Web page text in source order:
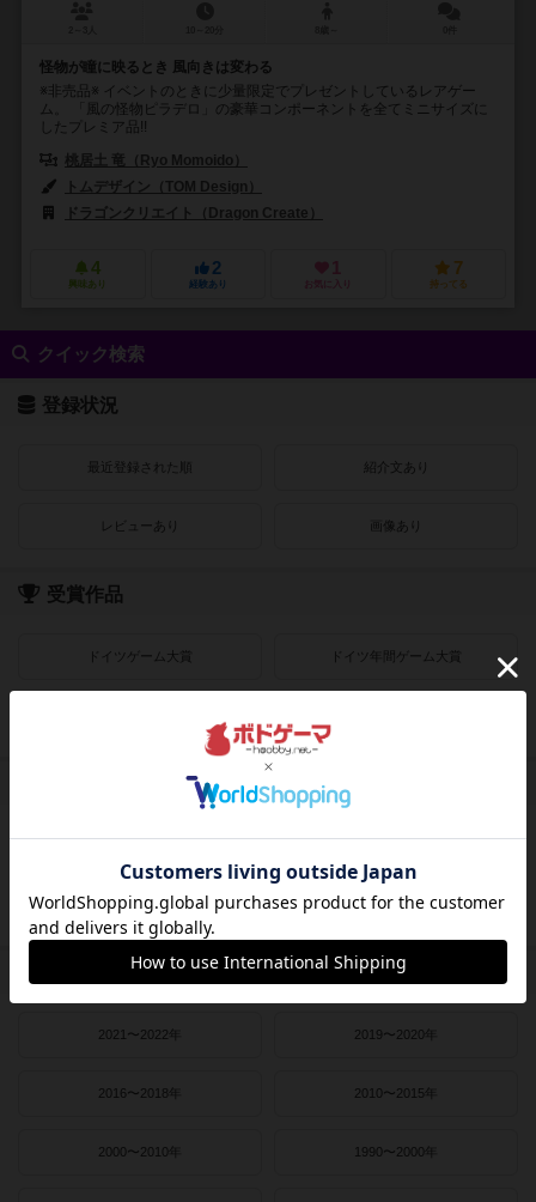
怪物が瞳に映るとき 風向きは変わる
※非売品※ イベントのときに少量限定でプレゼントしているレアゲー
ム。 「風の怪物ピラデロ」の豪華コンポーネントを全てミニサイズに
したプレミア品!!
桃居土 竜（Ryo Momoido）
トムデザイン（TOM Design）
ドラゴンクリエイト（Dragon Create）
4
興味あり
2
経験あり
1
お気に入り
7
持ってる
クイック検索
登録状況
最近登録された順 紹介文あり
レビューあり 画像あり
受賞作品
ドイツゲーム大賞 ドイツ年間ゲーム大賞
3～4人用 4～8人用
2021〜2022年 2019〜2020年
2016〜2018年 2010〜2015年
2000〜2010年 1990〜2000年